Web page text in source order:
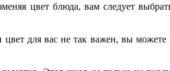
цвет блюда, вам следует
для вас не так важен, вы